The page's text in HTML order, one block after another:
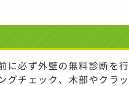
に必ず外壁の無料診断を行
チェック、 木部やクラ